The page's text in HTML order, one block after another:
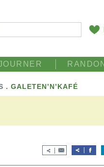
.GALETEN’N’KAFÉ